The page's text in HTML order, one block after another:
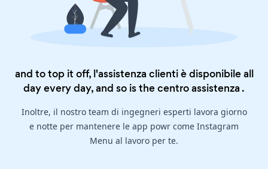
and to top it off, l'assistenza clienti è disponibile all
day every day, and so is thecentro assistenza .
Inoltre, il nostro team di ingegneri esperti lavora giorno
e notte per mantenere le app powr come Instagram
Menu al lavoro per te.